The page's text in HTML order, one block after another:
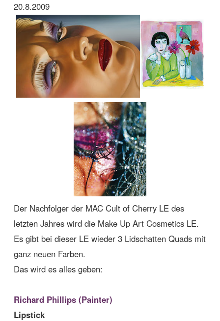
20.8.2009
Der Nachfolger der MAC Cult of Cherry LE des
letzten Jahres wird die Make Up Art Cosmetics LE.
Es gibt bei dieser LE wieder 3 Lidschatten Quads mit
ganz neuen Farben.
Das wird es alles geben:
Richard Phillips (Painter)
Lipstick